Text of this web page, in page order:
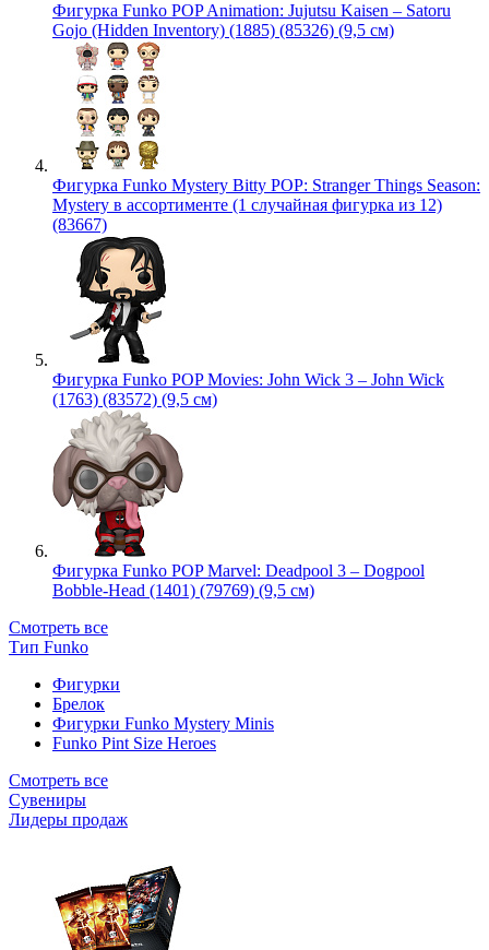
Фигурка Funko POP Animation: Jujutsu Kaisen – Satoru
Gojo (Hidden Inventory) (1885) (85326) (9,5 см)
Фигурка Funko Mystery Bitty POP: Stranger Things Season:
Mystery в ассортименте (1 случайная фигурка из 12)
(83667)
Фигурка Funko POP Movies: John Wick 3 – John Wick
(1763) (83572) (9,5 см)
Фигурка Funko POP Marvel: Deadpool 3 – Dogpool
Bobble-Head (1401) (79769) (9,5 см)
Смотреть все
Тип Funko
Фигурки
Брелок
Фигурки Funko Mystery Minis
Funko Pint Size Heroes
Смотреть все
Сувениры
Лидеры продаж